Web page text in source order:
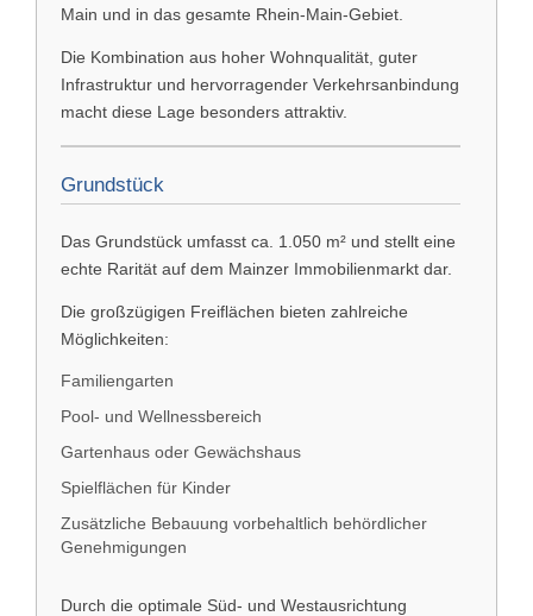
Main und in das gesamte Rhein-Main-Gebiet.
Die Kombination aus hoher Wohnqualität, guter
Infrastruktur und hervorragender Verkehrsanbindung
macht diese Lage besonders attraktiv.
Grundstück
Das Grundstück umfasst ca. 1.050 m² und stellt eine
echte Rarität auf dem Mainzer Immobilienmarkt dar.
Die großzügigen Freiflächen bieten zahlreiche
Möglichkeiten:
Familiengarten
Pool- und Wellnessbereich
Gartenhaus oder Gewächshaus
Spielflächen für Kinder
Zusätzliche Bebauung vorbehaltlich behördlicher
Genehmigungen
Durch die optimale Süd- und Westausrichtung